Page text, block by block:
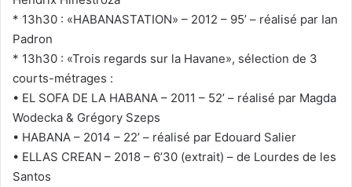
* 13h30 : «HABANASTATION» – 2012 – 95’ – réalisé par Ian
Padron
* 13h30 : «Trois regards sur la Havane», sélection de 3
courts-métrages :
• EL SOFA DE LA HABANA – 2011 – 52’ – réalisé par Magda
Wodecka & Grégory Szeps
• HABANA – 2014 – 22’ – réalisé par Edouard Salier
• ELLAS CREAN – 2018 – 6’30 (extrait) – de Lourdes de les
Santos